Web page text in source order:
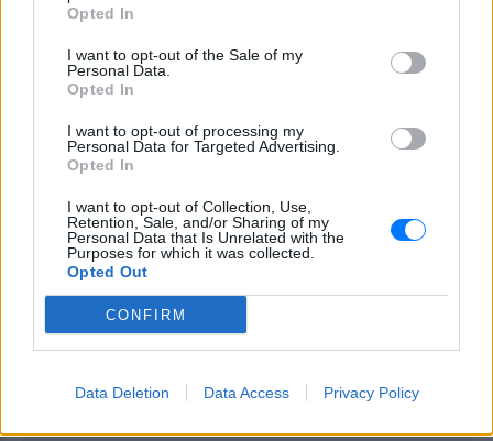
Opted In
I want to opt-out of the Sale of my
Personal Data.
Opted In
I want to opt-out of processing my
Personal Data for Targeted Advertising.
Opted In
I want to opt-out of Collection, Use,
Retention, Sale, and/or Sharing of my
Personal Data that Is Unrelated with the
Purposes for which it was collected.
Opted Out
CONFIRM
Data Deletion Data Access Privacy Policy
επιστρέφει στις πίστες έναν
χρόνο μετά τον
TABLOID ΠΡΙΝ 5 ΕΒΔΟΜΆΔΕΣ